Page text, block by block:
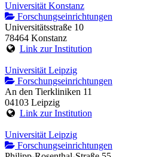
Universität Konstanz
Forschungseinrichtungen
Universitätsstraße 10
78464 Konstanz
Link zur Institution
Universität Leipzig
Forschungseinrichtungen
An den Tierkliniken 11
04103 Leipzig
Link zur Institution
Universität Leipzig
Forschungseinrichtungen